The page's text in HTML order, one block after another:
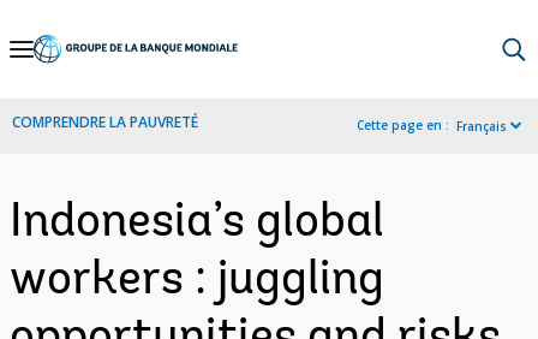
Skip
Navigation
COMPRENDRE LA PAUVRETÉ Cette page en : Français
Indonesia’s global
workers : juggling